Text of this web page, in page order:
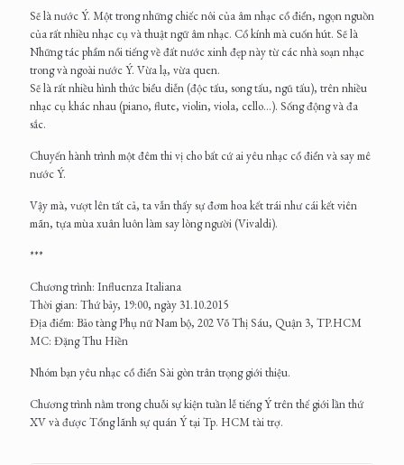
Sẽ là nước Ý. Một trong những chiếc nôi của âm nhạc cổ điển, ngọn nguồn
của rất nhiều nhạc cụ và thuật ngữ âm nhạc. Cổ kính mà cuốn hút. Sẽ là
Những tác phẩm nổi tiếng về đất nước xinh đẹp này từ các nhà soạn nhạc
trong và ngoài nước Ý. Vừa lạ, vừa quen.
Sẽ là rất nhiều hình thức biểu diễn (độc tấu, song tấu, ngũ tấu), trên nhiều
nhạc cụ khác nhau (piano, flute, violin, viola, cello...). Sống động và đa
sắc.
Chuyến hành trình một đêm thi vị cho bất cứ ai yêu nhạc cổ điển và say mê
nước Ý.
Vậy mà, vượt lên tất cả, ta vẫn thấy sự đơm hoa kết trái như cái kết viên
mãn, tựa mùa xuân luôn làm say lòng người (Vivaldi).
***
Chương trình: Influenza Italiana
Thời gian: Thứ bảy, 19:00, ngày 31.10.2015
Địa điểm: Bảo tàng Phụ nữ Nam bộ, 202 Võ Thị Sáu, Quận 3, TP.HCM
MC: Đặng Thu Hiền
Nhóm bạn yêu nhạc cổ điển Sài gòn trân trọng giới thiệu.
Chương trình nằm trong chuỗi sự kiện tuần lễ tiếng Ý trên thế giới lần thứ
XV và được Tổng lãnh sự quán Ý tại Tp. HCM tài trợ.